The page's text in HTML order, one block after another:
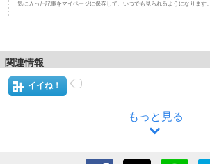
気に入った記事をマイページに保存して、いつでも見られるようになります。
関連情報
イイね！
もっと見る